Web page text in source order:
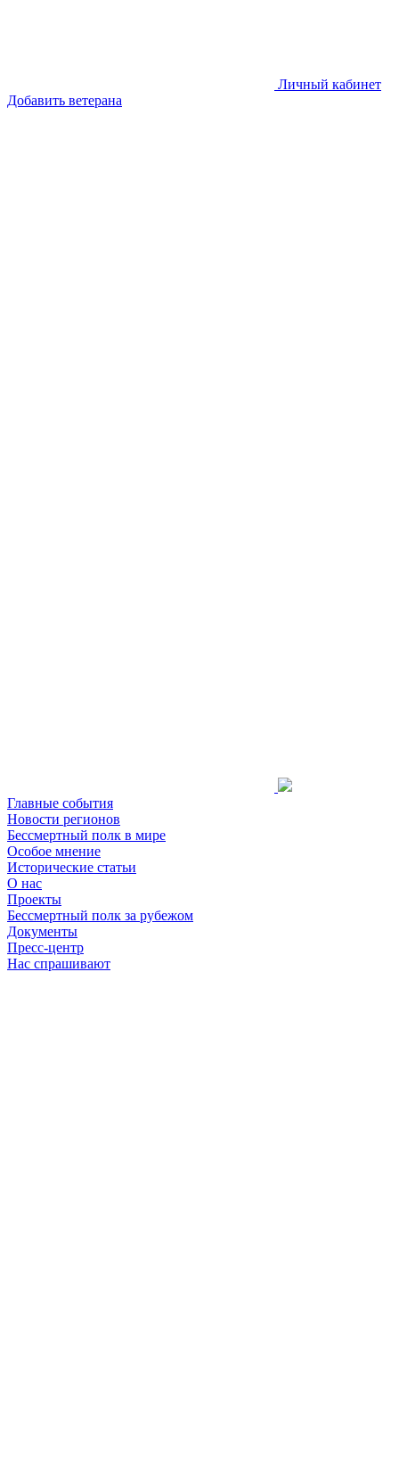
Личный кабинет
Добавить ветерана
Главные события
Новости регионов
Бессмертный полк в мире
Особое мнение
Исторические статьи
О нас
Проекты
Бессмертный полк за рубежом
Документы
Пресс-центр
Нас спрашивают